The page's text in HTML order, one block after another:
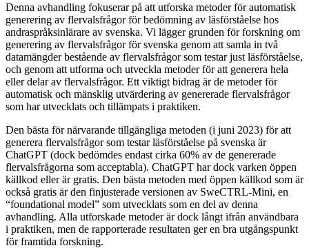
Denna avhandling fokuserar på att utforska metoder för automatisk
generering av flervalsfrågor för bedömning av läsförståelse hos
andraspråksinlärare av svenska. Vi lägger grunden för forskning om
generering av flervalsfrågor för svenska genom att samla in två
datamängder bestående av flervalsfrågor som testar just läsförståelse,
och genom att utforma och utveckla metoder för att generera hela
eller delar av flervalsfrågor. Ett viktigt bidrag är de metoder för
automatisk och mänsklig utvärdering av genererade flervalsfrågor
som har utvecklats och tillämpats i praktiken.
Den bästa för närvarande tillgängliga metoden (i juni 2023) för att
generera flervalsfrågor som testar läsförståelse på svenska är
ChatGPT (dock bedömdes endast cirka 60% av de genererade
flervalsfrågorna som acceptabla). ChatGPT har dock varken öppen
källkod eller är gratis. Den bästa metoden med öppen källkod som är
också gratis är den finjusterade versionen av SweCTRL-Mini, en
“foundational model” som utvecklats som en del av denna
avhandling. Alla utforskade metoder är dock långt ifrån användbara
i praktiken, men de rapporterade resultaten ger en bra utgångspunkt
för framtida forskning.